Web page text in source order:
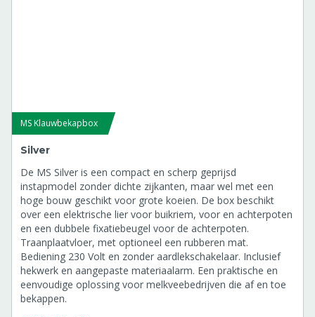
Elektrische schakelaar omhoog/omlaag 24 V voor
Platinum (Hydro)
Elektrische schakelaar noodstop 24 V tbv
Platinum (Hydro)
8804762
Motor tbv achterpootlier klauwbekapbox
Platinum (Hydro)
8804770
Motor tbv voorpootlier klauwbekapbox
Platinum (Hydro)
8804771
MS Klauwbekapbox
Silver
De MS Silver is een compact en scherp geprijsd
instapmodel zonder dichte zijkanten, maar wel met een
hoge bouw geschikt voor grote koeien. De box beschikt
over een elektrische lier voor buikriem, voor en achterpoten
en een dubbele fixatiebeugel voor de achterpoten.
Traanplaatvloer, met optioneel een rubberen mat.
Bediening 230 Volt en zonder aardlekschakelaar. Inclusief
hekwerk en aangepaste materiaalarm. Een praktische en
eenvoudige oplossing voor melkveebedrijven die af en toe
bekappen.